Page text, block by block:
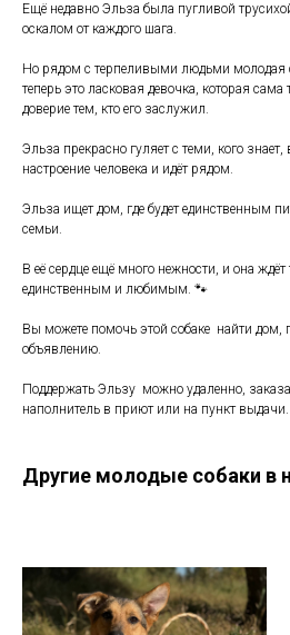
Ещё недавно Эльза была пугливой
оскалом от каждого шага.
Но рядом с терпеливыми людьми молодая
теперь это ласковая девочка, которая
доверие тем, кто его заслужил.
Эльза прекрасно гуляет с теми, кого
настроение человека и идёт рядом.
Эльза ищет дом, где будет единственным
семьи.
В её сердце ещё много нежности, и она ждёт
единственным и любимым. 🐾
Вы можете помочь этой собаке найти дом,
объявлению.
Поддержать Эльзу можно удаленно,
наполнитель в приют или на пункт
Другие молодые собаки в